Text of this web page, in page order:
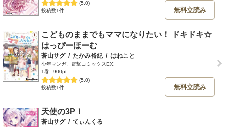
(5.0)
投稿数1件
無料立読み
こどものままでもママになりたい！ ドキドキ☆
はっぴーほーむ
蒼山サグ / たかみ裕紀 / はねこと
少年マンガ、電撃コミックスEX
1巻
900pt
(5.0)
投稿数1件
無料立読み
天使の3P！
蒼山サグ / てぃんくる